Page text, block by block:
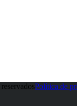
Política de